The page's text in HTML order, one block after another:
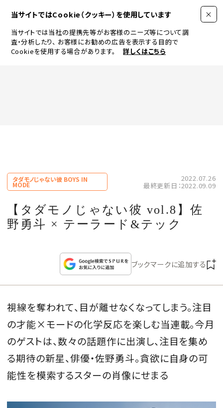
当サイトではCookie（クッキー）を使用しています
当サイトでは当社の提携先等がお客様のニーズ等について調
査・分析したり、 お客様にお勧めの広告を表示する目的で
Cookieを使用する場合があります。
詳しくはこちら
JEWELRY & WATCH
CULTURE
CELEBRITY
COLLECTION
WEDDING
FORTUNE
SDGs
タダモノじゃない彼 BOYS IN
MODE
2022.07.26
最終更新日：2022.09.09
【タダモノじゃない彼 vol.8】佐
野勇斗 × テーラード&テック
ブックマークに追加する
視線を奪われて、目が離せなくなってしまう。注目
の才能×モードの化学反応を楽しむ当連載。今月
のゲストは、数々の話題作に出演し、注目を集め
る期待の新星、俳優・佐野勇斗。貪欲に自身の可
能性を模索するスターの肖像にせまる